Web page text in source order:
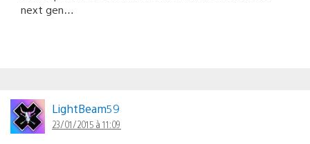
next gen…
LightBeam59
23/01/2015 à 11:09